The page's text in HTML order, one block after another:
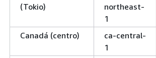
(Tokio)
northeast-
1
Canadá (centro)
ca-central-
1